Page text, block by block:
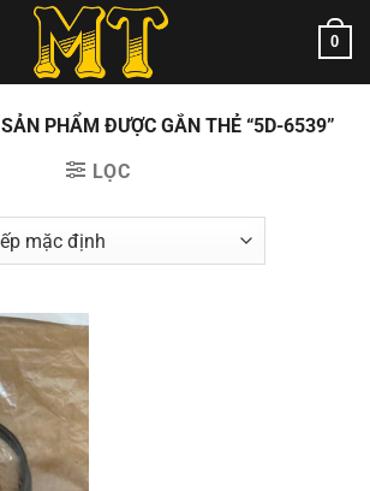
0
SẢN PHẨM ĐƯỢC GẮN THẺ “5D-6539”
LỌC